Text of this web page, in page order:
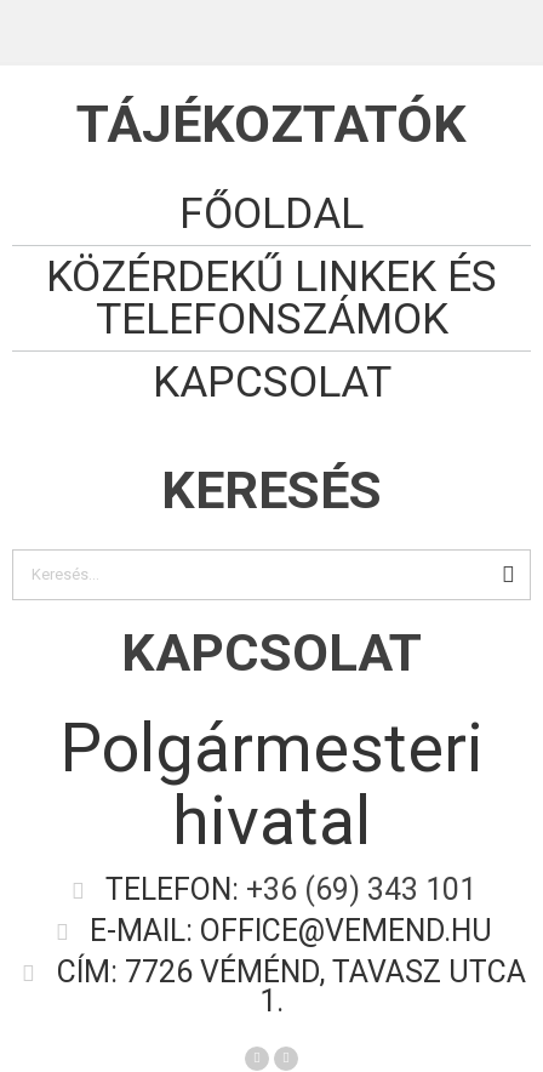
TÁJÉKOZTATÓK
FŐOLDAL
KÖZÉRDEKŰ LINKEK ÉS
TELEFONSZÁMOK
KAPCSOLAT
KERESÉS
KAPCSOLAT
Polgármesteri
hivatal
TELEFON: +36 (69) 343 101
E-MAIL: OFFICE@VEMEND.HU
CÍM: 7726 VÉMÉND, TAVASZ UTCA
1.